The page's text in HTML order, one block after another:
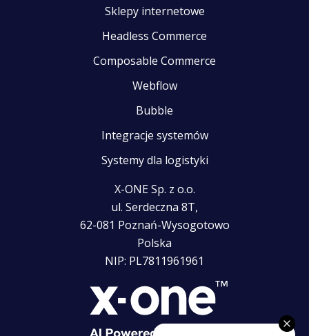
Sklepy internetowe
Headless Commerce
Composable Commerce
Webflow
Bubble
Integracje systemów
Systemy dla logistyki
X-ONE Sp. z o.o.
ul. Serdeczna 8T,
62-081 Poznań-Wysogotowo
Polska
NIP: PL7811961961